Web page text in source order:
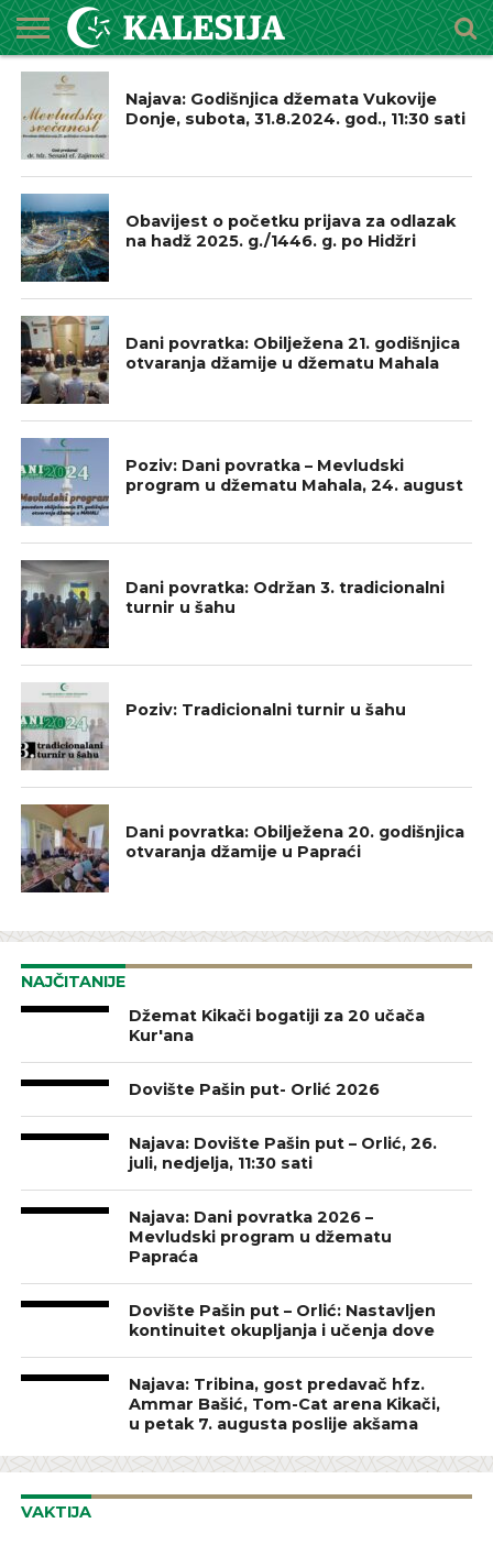
POČETNA
O
MEDŽLISU
DŽEMATI
IMAMI
MEKTEBSKI
CENTAR
VIJESTI
HUTBE
NAJAVE
KALENDAR
KONTAKT
Najava: Godišnjica džemata Vukovije
Donje, subota, 31.8.2024. god., 11:30 sati
Obavijest o početku prijava za odlazak
na hadž 2025. g./1446. g. po Hidžri
Dani povratka: Obilježena 21. godišnjica
otvaranja džamije u džematu Mahala
Poziv: Dani povratka – Mevludski
program u džematu Mahala, 24. august
Dani povratka: Održan 3. tradicionalni
turnir u šahu
Poziv: Tradicionalni turnir u šahu
Dani povratka: Obilježena 20. godišnjica
otvaranja džamije u Papraći
NAJČITANIJE
Džemat Kikači bogatiji za 20 učača
Kur'ana
Dovište Pašin put- Orlić 2026
Najava: Dovište Pašin put – Orlić, 26.
juli, nedjelja, 11:30 sati
Najava: Dani povratka 2026 –
Mevludski program u džematu
Papraća
Dovište Pašin put – Orlić: Nastavljen
kontinuitet okupljanja i učenja dove
Najava: Tribina, gost predavač hfz.
Ammar Bašić, Tom-Cat arena Kikači,
u petak 7. augusta poslije akšama
VAKTIJA